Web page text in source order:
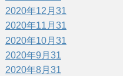
2020年12月 31
2020年11月 31
2020年10月 31
2020年9月 31
2020年8月 31